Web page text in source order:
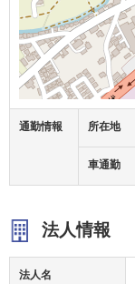
通勤情報 所在地
車通勤
法人情報
法人名